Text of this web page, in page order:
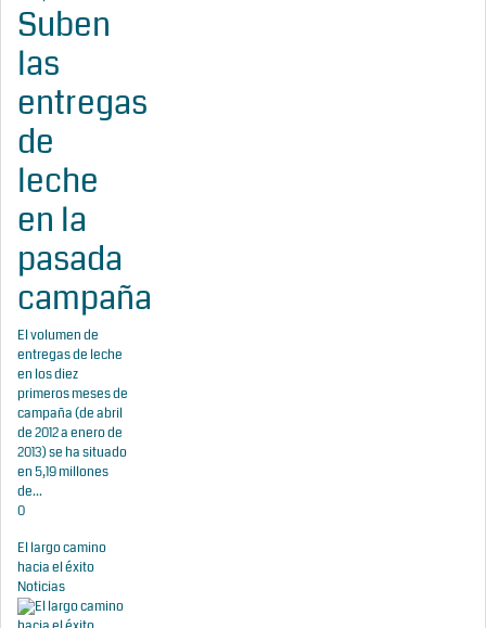
Suben
las
entregas
de
leche
en la
pasada
campaña
El volumen de
entregas de leche
en los diez
primeros meses de
campaña (de abril
de 2012 a enero de
2013) se ha situado
en 5,19 millones
de...
0
El largo camino
hacia el éxito
Noticias